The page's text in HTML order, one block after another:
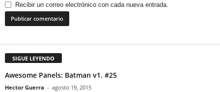
Recibir un correo electrónico con cada nueva entrada.
SIGUE LEYENDO
Awesome Panels: Batman v1. #25
Hector Guerra - agosto 19, 2015